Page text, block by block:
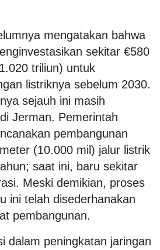
mengatakan bahwa
sekitar €580
triliun) untuk
listriknya sebelum 2030.
sejauh ini masih
Jerman. Pemerintah
pembangunan
(10.000 mil) jalur listrik
saat ini, baru sekitar
Meski demikian, proses
ini telah disederhanakan
pembangunan.
dalam peningkatan jaringan